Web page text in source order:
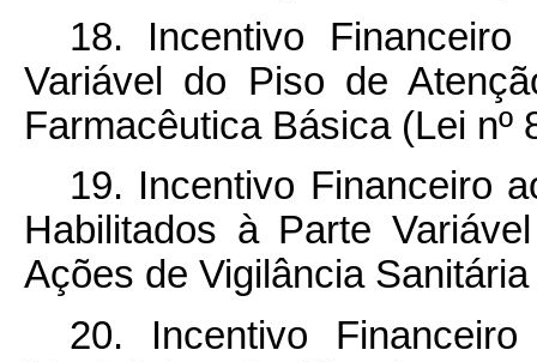
18. Incentivo
Variável do Piso de
Farmacêutica Básica (Lei nº
19. Incentivo Financeiro
Habilitados à Parte
Ações de Vigilância
20. Incentivo